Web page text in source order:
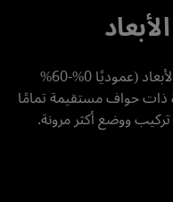
ووضع أكثر مرونة.